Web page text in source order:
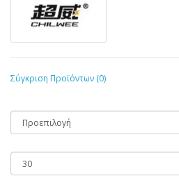
Σύγκριση Προϊόντων (0)